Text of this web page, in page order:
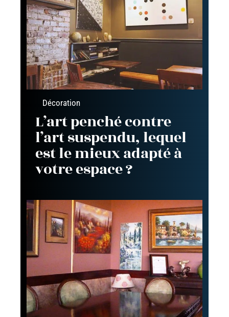
Décoration
L’art penché contre
l’art suspendu, lequel
est le mieux adapté à
votre espace ?